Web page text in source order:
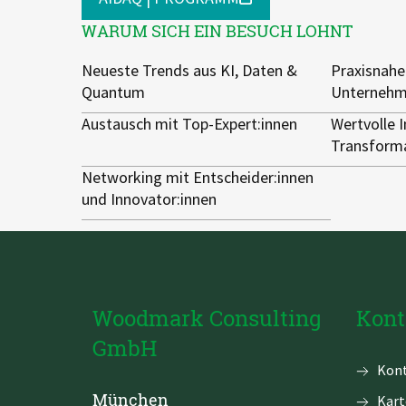
WARUM SICH EIN BESUCH LOHNT
Neueste Trends aus KI, Daten &
Quantum
Austausch mit Top-Expert:innen
Wertvolle
Networking mit Entscheider:innen
und Innovator:innen
Woodmark Consulting
GmbH
München